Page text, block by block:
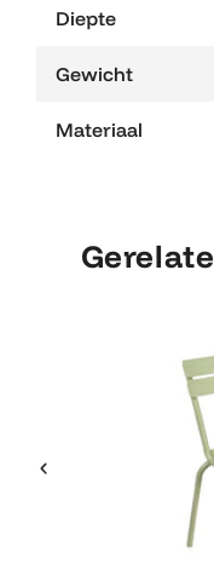
Diepte
Gewicht
Materiaal